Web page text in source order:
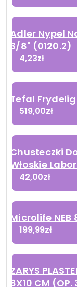
Adler Nypel
3/8" (0120.2)
4,23zł
Tefal
519,00zł
Chusteczki
Włoskie
42,00zł
Microlife NEB
199,99zł
ZARYS
8X10 CM